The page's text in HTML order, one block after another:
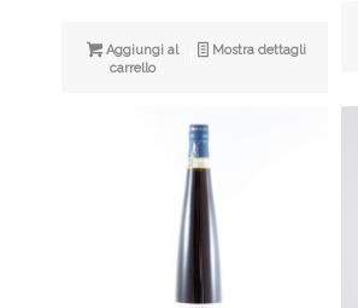
Aggiungi al
carrello
Mostra dettagli